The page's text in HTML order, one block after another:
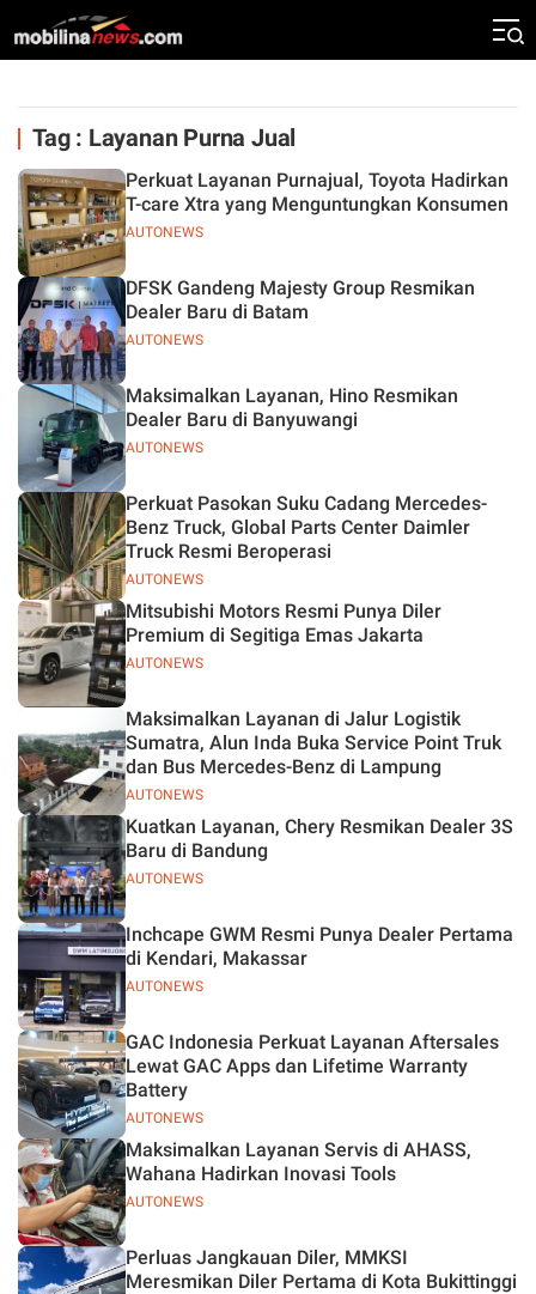
Tag : Layanan Purna Jual
AUTONEWS
Perkuat Layanan Purnajual, Toyota Hadirkan
T-care Xtra yang Menguntungkan Konsumen
AUTONEWS
DFSK Gandeng Majesty Group Resmikan
Dealer Baru di Batam
AUTONEWS
Maksimalkan Layanan, Hino Resmikan
Dealer Baru di Banyuwangi
AUTONEWS
Perkuat Pasokan Suku Cadang Mercedes-
Benz Truck, Global Parts Center Daimler
Truck Resmi Beroperasi
AUTONEWS
Mitsubishi Motors Resmi Punya Diler
Premium di Segitiga Emas Jakarta
AUTONEWS
Maksimalkan Layanan di Jalur Logistik
Sumatra, Alun Inda Buka Service Point Truk
dan Bus Mercedes-Benz di Lampung
AUTONEWS
Kuatkan Layanan, Chery Resmikan Dealer 3S
Baru di Bandung
AUTONEWS
Inchcape GWM Resmi Punya Dealer Pertama
di Kendari, Makassar
AUTONEWS
GAC Indonesia Perkuat Layanan Aftersales
Lewat GAC Apps dan Lifetime Warranty
Battery
AUTONEWS
Maksimalkan Layanan Servis di AHASS,
Wahana Hadirkan Inovasi Tools
Perluas Jangkauan Diler, MMKSI
Meresmikan Diler Pertama di Kota Bukittinggi